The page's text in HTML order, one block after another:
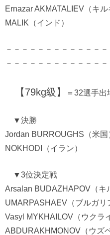
Ernazar AKMATALIEV（キ
MALIK（インド）
－－－－－－－－－－－－
－－－－－－－－－－－－－
【79kg級】 ＝32選手出
▼決勝
Jordan BURROUGHS（米
NOKHODI（イラン）
▼3位決定戦
Arsalan BUDAZHAPOV（キ
UMARPASHAEV（ブルガリ
Vasyl MYKHAILOV（ウクラ
ABDURAKHMONOV（ウズ